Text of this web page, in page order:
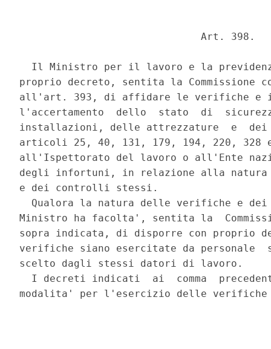
                              Art. 398.
Il Ministro per il lavoro e la
proprio decreto, sentita la Commissione
all'art. 393, di affidare le verifiche
l'accertamento  dello  stato  di
installazioni, delle attrezzature  e
articoli 25, 40, 131, 179, 194, 220, 328
all'Ispettorato del lavoro o all'Ente
degli infortuni, in relazione alla
e dei controlli stessi.
Qualora la natura delle verifiche e
Ministro ha facolta', sentita la
sopra indicata, di disporre con proprio
verifiche siano esercitate da personale
scelto dagli stessi datori di lavoro.
I decreti indicati  ai  comma